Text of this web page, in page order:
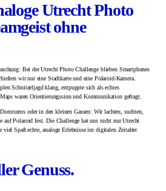
Utrecht Photo
ohne
Bei der Utrecht Photo Challenge blieben Smartphones
wir nur eine Stadtkarte und eine Polaroid-Kamera.
Schnitzeljagd klang, entpuppte sich als echtes
waren Orientierungssinn und Kommunikation gefragt.
oder in den kleinen Gassen: Wir lachten, suchten,
auf Polaroid fest. Die Challenge hat uns nicht nur Utrecht
viel Spaß echte, analoge Erlebnisse im digitalen Zeitalter
Genuss.